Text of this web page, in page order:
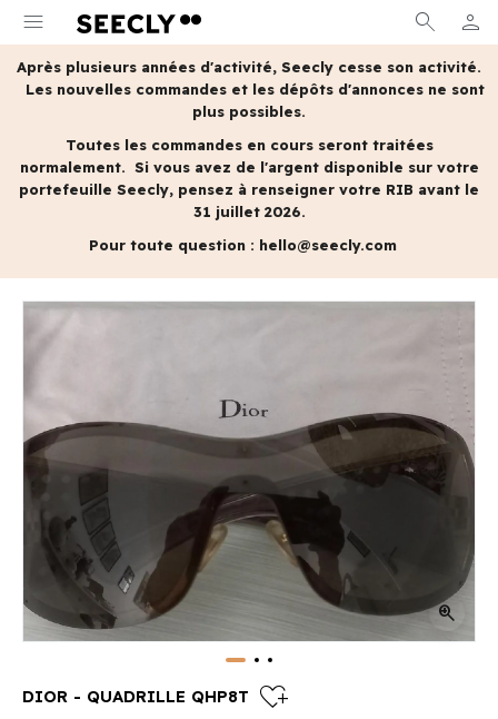
menu search person
MON
Après plusieurs années d'activité, Seecly cesse son activité.
Les nouvelles commandes et les dépôts d'annonces ne sont
plus possibles.
Toutes les commandes en cours seront traitées
normalement. Si vous avez de l'argent disponible sur votre
portefeuille Seecly, pensez à renseigner votre RIB avant le
31 juillet 2026.
Pour toute question : hello@seecly.com
zoom_in
DIOR - QUADRILLE QHP8T heart_plus